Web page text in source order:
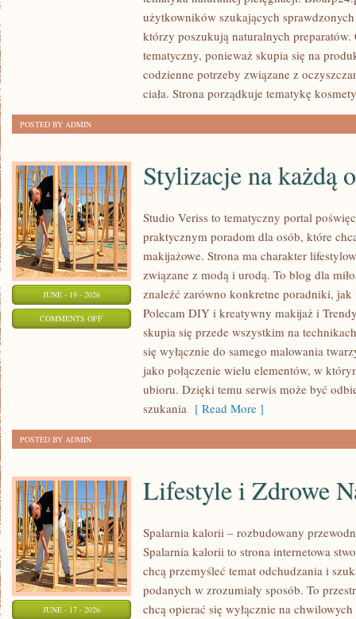
PORÓWNANIA
użytkowników szukających
którzy poszukują naturalnych preparatów.
tematyczny, ponieważ skupia się na
codzienne potrzeby związane z
ciała. Strona porządkuje tematykę
POSTED BY ADMIN
JUNE - 19 - 2026
COMMENTS OFFON
STYLIZACJE
Stylizacje na każdą
Studio Veriss to tematyczny portal
praktycznym poradom dla osób, które
makijażowe. Strona ma charakter
związane z modą i urodą. To blog dla
znaleźć zarówno konkretne poradniki,
Polecam DIY i kreatywny makijaż i
skupia się przede wszystkim na
się wyłącznie do samego malowania
jako połączenie wielu elementów, w
ubioru. Dzięki temu serwis może być
szukania [ Read More ]
POSTED BY ADMIN
JUNE - 17 - 2026
Lifestyle i Zdrowe
Spalarnia kalorii – rozbudowany
Spalarnia kalorii to strona internetowa
chcą przemyśleć temat odchudzania i
podanych w zrozumiały sposób. To
chcą opierać się wyłącznie na